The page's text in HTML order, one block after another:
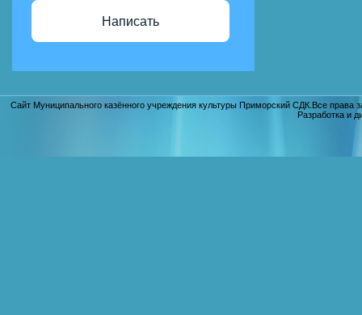
Написать
Сайт Муниципального казённого учреждения культуры Приморский СДК.Все
Разработка и